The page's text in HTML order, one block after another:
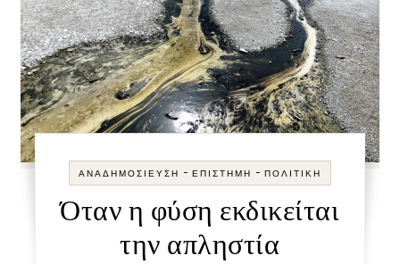
ΑΝΑΔΗΜΟΣΊΕΥΣΗ - ΕΠΙΣΤΉΜΗ - ΠΟΛΙΤΙΚΉ
Όταν η φύση εκδικείται
την απληστία